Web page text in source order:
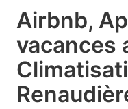
Airbnb,
vacances